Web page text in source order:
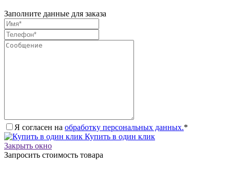
Заполните данные для заказа
Я согласен на обработку персональных данных.*
Купить в один клик
Закрыть окно
Запросить стоимость товара